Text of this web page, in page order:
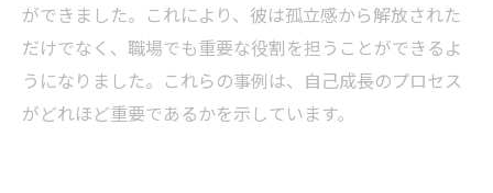
ができました。これにより、彼は孤立感から解放された
だけでなく、職場でも重要な役割を担うことができるよ
うになりました。これらの事例は、自己成長のプロセス
がどれほど重要であるかを示しています。